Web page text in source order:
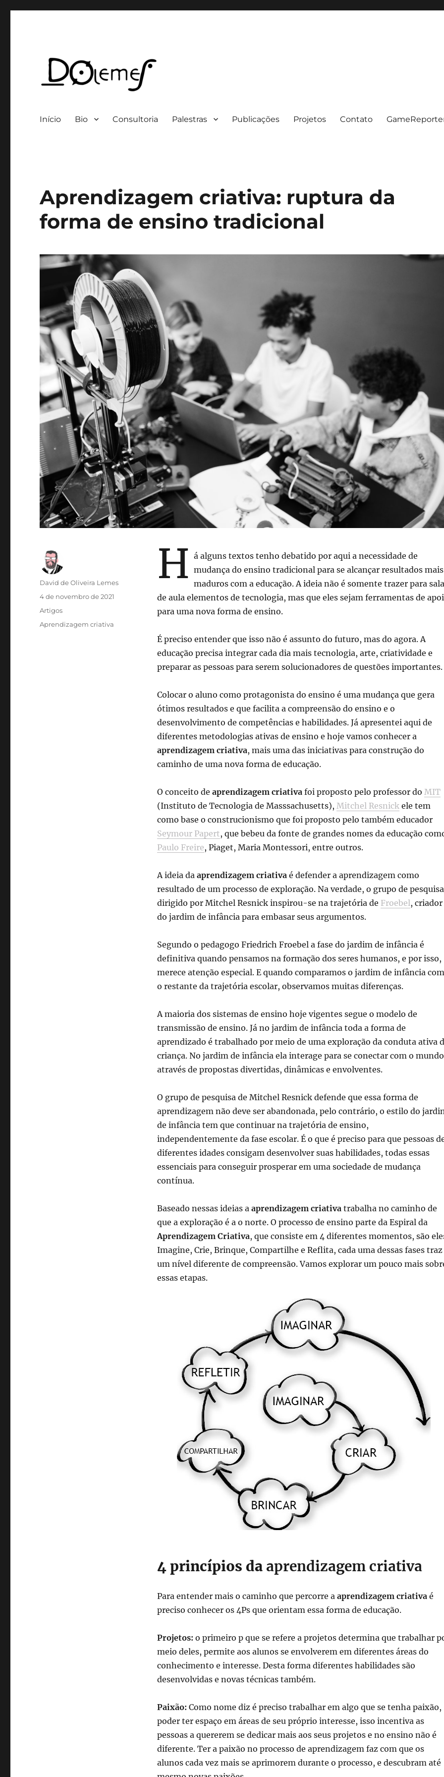
Início Bio Consultoria Palestras Publicações Projetos Contato
Aprendizagem criativa: ruptura da
forma de ensino tradicional
H á alguns textos tenho debatido por aqui a necessidade de
mudança do ensino tradicional para se alcançar resultados mais
maduros com a educação. A ideia não é somente trazer para sala
de aula elementos de tecnologia, mas que eles sejam ferramentas de
para uma nova forma de ensino.
É preciso entender que isso não é assunto do futuro, mas do agora. A
educação precisa integrar cada dia mais tecnologia, arte, criatividade e
preparar as pessoas para serem solucionadores de questões importantes.
Colocar o aluno como protagonista do ensino é uma mudança que gera
ótimos resultados e que facilita a compreensão do ensino e o
desenvolvimento de competências e habilidades. Já apresentei aqui de
diferentes metodologias ativas de ensino e hoje vamos conhecer a
aprendizagem criativa, mais uma das iniciativas para construção do
caminho de uma nova forma de educação.
O conceito de aprendizagem criativafoi proposto pelo professor do MIT
(Instituto de Tecnologia de Masssachusetts), Mitchel Resnickele tem
como base o construcionismo que foi proposto pelo também educador
Seymour Papert, que bebeu da fonte de grandes nomes da educação
Paulo Freire, Piaget, Maria Montessori, entre outros.
A ideia da aprendizagem criativaé defender a aprendizagem como
resultado de um processo de exploração. Na verdade, o grupo de pesquisa
dirigido por Mitchel Resnick inspirou-se na trajetória de Froebel, criador
do jardim de infância para embasar seus argumentos.
Segundo o pedagogo Friedrich Froebel a fase do jardim de infância é
definitiva quando pensamos na formação dos seres humanos, e por isso,
merece atenção especial. E quando comparamos o jardim de infância com
o restante da trajetória escolar, observamos muitas diferenças.
A maioria dos sistemas de ensino hoje vigentes segue o modelo de
transmissão de ensino. Já no jardim de infância toda a forma de
aprendizado é trabalhado por meio de uma exploração da conduta ativa
criança. No jardim de infância ela interage para se conectar com o
através de propostas divertidas, dinâmicas e envolventes.
O grupo de pesquisa de Mitchel Resnick defende que essa forma de
aprendizagem não deve ser abandonada, pelo contrário, o estilo do
de infância tem que continuar na trajetória de ensino,
independentemente da fase escolar. É o que é preciso para que pessoas
diferentes idades consigam desenvolver suas habilidades, todas essas
essenciais para conseguir prosperar em uma sociedade de mudança
contínua.
Baseado nessas ideias a aprendizagem criativatrabalha no caminho de
que a exploração é a o norte. O processo de ensino parte da Espiral da
Aprendizagem Criativa, que consiste em 4 diferentes momentos, são
Imagine, Crie, Brinque, Compartilhe e Reflita, cada uma dessas fases traz
um nível diferente de compreensão. Vamos explorar um pouco mais
essas etapas.
4 princípios da aprendizagem criativa
Para entender mais o caminho que percorre a aprendizagem criativaé
preciso conhecer os 4Ps que orientam essa forma de educação.
Projetos: o primeiro p que se refere a projetos determina que trabalhar
meio deles, permite aos alunos se envolverem em diferentes áreas do
conhecimento e interesse. Desta forma diferentes habilidades são
desenvolvidas e novas técnicas também.
Paixão: Como nome diz é preciso trabalhar em algo que se tenha paixão,
poder ter espaço em áreas de seu próprio interesse, isso incentiva as
pessoas a quererem se dedicar mais aos seus projetos e no ensino não é
diferente. Ter a paixão no processo de aprendizagem faz com que os
alunos cada vez mais se aprimorem durante o processo, e descubram até
Autor
David de Oliveira Lemes
Publicado
em
4 de novembro de 2021
Categorias
Artigos
Tags
Aprendizagem criativa